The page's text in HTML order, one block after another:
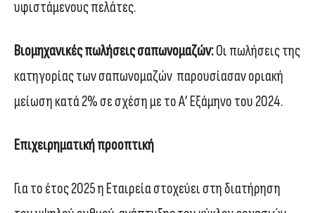
υφιστάμενους πελάτες.
Βιομηχανικές πωλήσεις σαπωνομαζών:Οι πωλήσεις της
κατηγορίας των σαπωνομαζών παρουσίασαν οριακή
μείωση κατά 2% σε σχέση με το Α’ Εξάμηνο του 2024.
Επιχειρηματική προοπτική
Για το έτος 2025 η Εταιρεία στοχεύει στη διατήρηση